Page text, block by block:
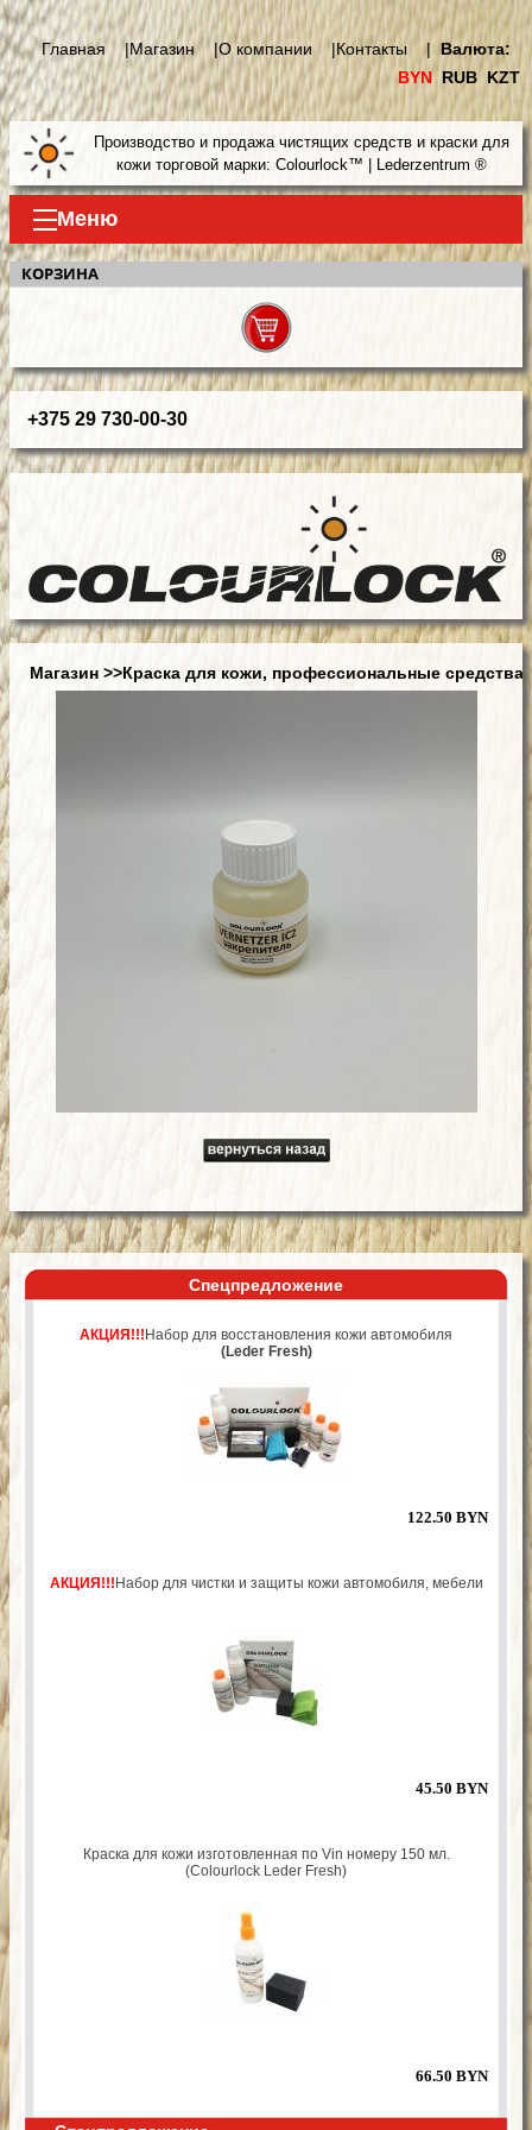
Главная |Магазин |О компании |Контакты |
Валюта:
BYN RUB KZT
Производство и продажа чистящих средств и краски для
кожи торговой марки: Colourlock™ | Lederzentrum ®
Меню
КОРЗИНА
+375 29 730-00-30
Магазин >>Краска для кожи, профессиональные средства
Спецпредложение
АКЦИЯ!!! Набор для восстановления кожи автомобиля
(Leder Fresh)
122.50 BYN
АКЦИЯ!!! Набор для чистки и защиты кожи автомобиля, мебели
45.50 BYN
Краска для кожи изготовленная по Vin номеру 150 мл.
(Colourlock Leder Fresh)
66.50 BYN